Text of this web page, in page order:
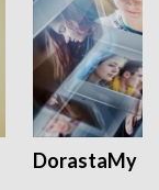
DorastaMy